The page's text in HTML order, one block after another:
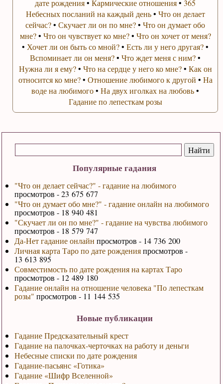
Популярные гадания
"Что он делает сейчас?" - гадание на любимого
просмотров - 23 675 677
"Что он думает обо мне?" - гадание онлайн на любимого
просмотров - 18 940 481
"Скучает ли он по мне?" - гадание на чувства любимого
просмотров - 18 579 747
Да-Нет гадание онлайн просмотров - 14 736 200
Личная карта Таро по дате рожденияпросмотров -
13 613 895
Совместимость по дате рождения на картах Таро
просмотров - 12 489 180
Гадание онлайн на отношение человека "По лепесткам
розы" просмотров - 11 144 535
Новые публикации
Гадание Предсказательный крест
Гадание на палочках-черточках на работу и деньги
Небесные списки по дате рождения
Гадание-пасьянс «Готика»
Гадание «Шифр Вселенной»
дате рождения•Кармические отношения•365
Небесных посланий на каждый день• Что он делает
сейчас?•Скучает ли он по мне?•Что он думает обо
мне?• Что он чувствует ко мне?• Что он хочет от меня?
• Хочет ли он быть со мной?•Есть ли у него другая?•
Вспоминает ли он меня?•Что ждет меня с ним?•
Нужна ли я ему?• Что на сердце у него ко мне?• Как он
относится ко мне?• Отношение любимого к другой • На
воде на любимого•На двух иголках на любовь•
Гадание по лепесткам розы